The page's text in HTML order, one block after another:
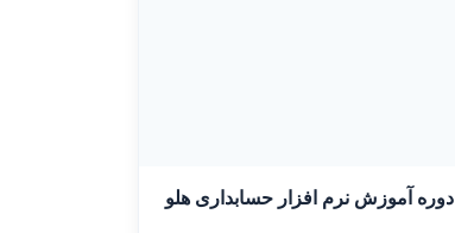
دوره آموزش نرم افزار حسابداری هلو